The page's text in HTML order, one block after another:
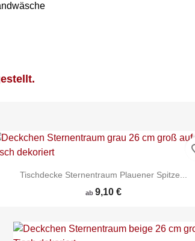
Tischdecke Sternentraum Plauener Spitze...
ab9,10 €